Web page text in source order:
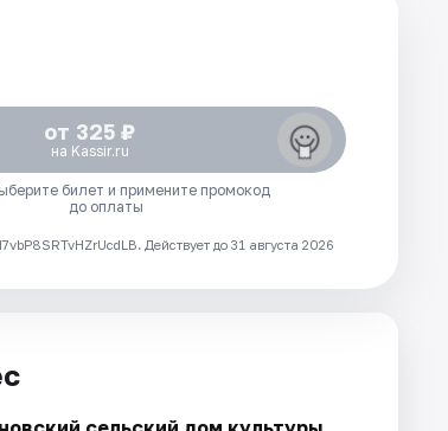
от 325 ₽
на Kassir.ru
билет и примените промокод
до оплаты
Действует до 31 августа 2026